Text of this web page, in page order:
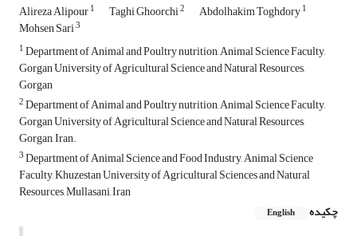
Alireza Alipour1 Taghi Ghoorchi2 Abdolhakim Toghdory1
Mohsen Sari3
1Department of Animal and Poultry nutrition, Animal Science Faculty,
Gorgan University of Agricultural Science and Natural Resources,
Gorgan
2Department of Animal and Poultry nutrition, Animal Science Faculty,
Gorgan University of Agricultural Science and Natural Resources,
Gorgan, Iran.
3Department of Animal Science and Food Industry, Animal Science
Faculty, Khuzestan University of Agricultural Sciences and Natural
Resources, Mullasani, Iran
چکیده
English